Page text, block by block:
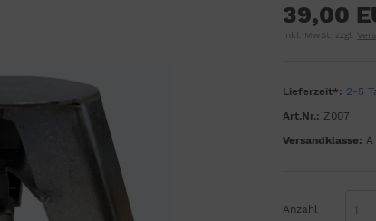
39,00
inkl. MwSt. zzgl.
Lieferzeit*: 2-5
Art.Nr.: Z007
Versandklasse: A
Anzahl